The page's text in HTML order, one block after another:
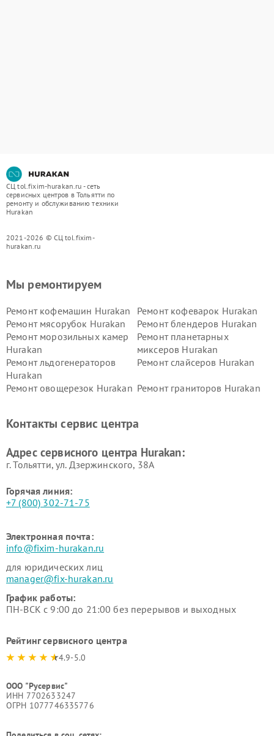
СЦ tol.fixim-hurakan.ru - сеть
сервисных центров в Тольятти по
ремонту и обслуживанию техники
Hurakan
2021-2026 © СЦ tol.fixim-
hurakan.ru
Мы ремонтируем
Ремонт кофемашин Hurakan
Ремонт кофеварок Hurakan
Ремонт мясорубок Hurakan
Ремонт блендеров Hurakan
Ремонт морозильных камер
Hurakan
Ремонт планетарных
миксеров Hurakan
Ремонт льдогенераторов
Hurakan
Ремонт слайсеров Hurakan
Ремонт овощерезок Hurakan Ремонт граниторов Hurakan
Hurakan
Контакты сервис центра
Адрес сервисного центра Hurakan:
г. Тольятти, ул. Дзержинского, 38А
Горячая линия:
+7 (800) 302-71-75
Электронная почта:
info@fixim-hurakan.ru
для юридических лиц
manager@fix-hurakan.ru
График работы:
ПН-ВСК с 9:00 до 21:00 без перерывов и выходных
Рейтинг сервисного центра
4.9-5.0
ООО "Русервис"
ИНН 7702633247
ОГРН 1077746335776